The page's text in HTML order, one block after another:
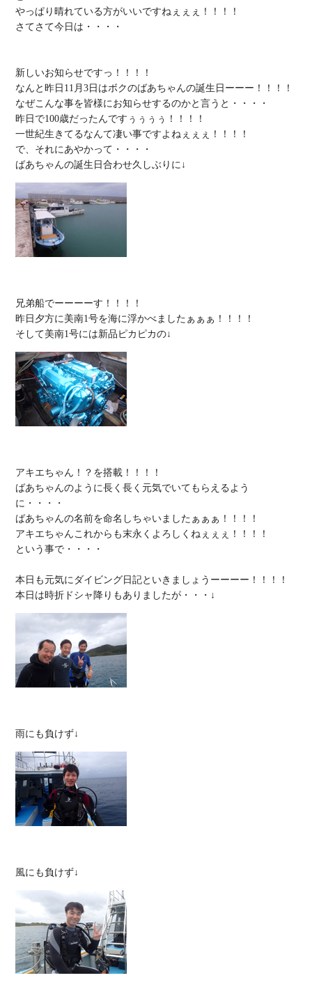
やっぱり晴れている方がいいですねぇぇぇ！！！！
さてさて今日は・・・・
新しいお知らせですっ！！！！
なんと昨日11月3日はボクのばあちゃんの誕生日ーーー！！！！
なぜこんな事を皆様にお知らせするのかと言うと・・・・
昨日で100歳だったんですぅぅぅぅ！！！！
一世紀生きてるなんて凄い事ですよねぇぇぇ！！！！
で、それにあやかって・・・・
兄弟船でーーーーす！！！！
昨日夕方に美南1号を海に浮かべましたぁぁぁ！！！！
アキエちゃん！？を搭載！！！！
ばあちゃんのように長く長く元気でいてもらえるよう
に・・・・
ばあちゃんの名前を命名しちゃいましたぁぁぁ！！！！
アキエちゃんこれからも末永くよろしくねぇぇぇ！！！！
という事で・・・・
本日も元気にダイビング日記といきましょうーーーー！！！！